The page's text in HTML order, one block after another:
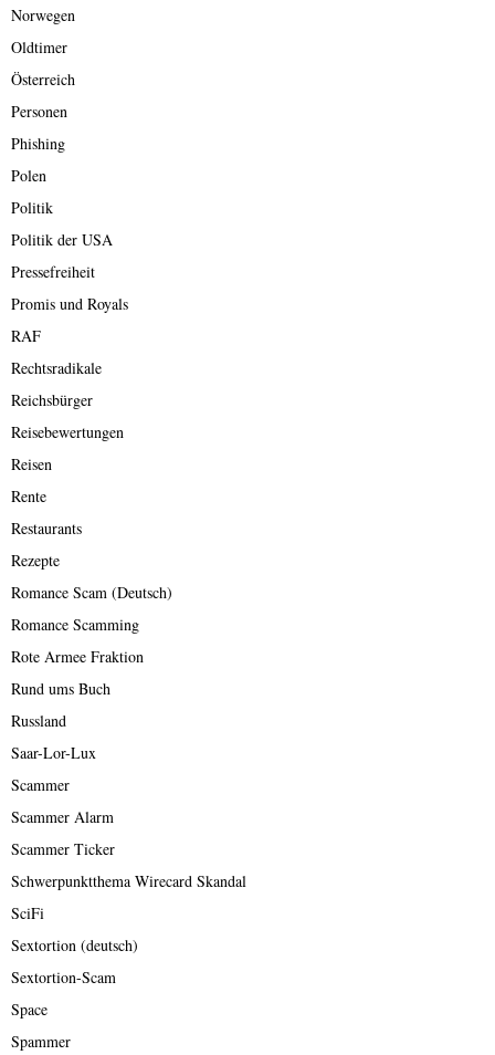
Norwegen
Oldtimer
Österreich
Personen
Phishing
Polen
Politik
Politik der USA
Pressefreiheit
Promis und Royals
RAF
Rechtsradikale
Reichsbürger
Reisebewertungen
Reisen
Rente
Restaurants
Rezepte
Romance Scam (Deutsch)
Romance Scamming
Rote Armee Fraktion
Rund ums Buch
Russland
Saar-Lor-Lux
Scammer
Scammer Alarm
Scammer Ticker
Schwerpunktthema Wirecard Skandal
SciFi
Sextortion (deutsch)
Sextortion-Scam
Space
Spammer